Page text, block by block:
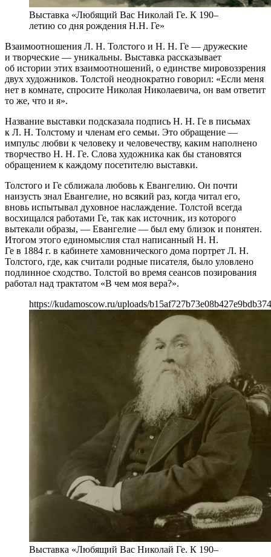
Выставка «Любящий Вас Николай Ге. К 190–
летию со дня рождения Н.Н. Ге»
Взаимоотношения Л. Н. Толстого и Н. Н. Ге — дружеские
и творческие — уникальны. Выставка рассказывает
об истории этих взаимоотношений, о единстве мировоззрения
двух художников. Толстой неоднократно говорил: «Если меня
нет в комнате, спросите Николая Николаевича, он вам ответит
то же, что и я».
Название выставки подсказала подпись Н. Н. Ге в письмах
к Л. Н. Толстому и членам его семьи. Это обращение —
импульс любви к человеку и человечеству, каким наполнено
творчество Н. Н. Ге. Слова художника как бы становятся
обращением к каждому посетителю выставки.
Толстого и Ге сближала любовь к Евангелию. Он почти
наизусть знал Евангелие, но всякий раз, когда читал его,
вновь испытывал духовное наслаждение. Толстой всегда
восхищался работами Ге, так как источник, из которого
вытекали образы, — Евангелие — был ему близок и понятен.
Итогом этого единомыслия стал написанный Н. Н.
Ге в 1884 г. в кабинете хамовнического дома портрет Л. Н.
Толстого, где, как считали родные писателя, было уловлено
подлинное сходство. Толстой во время сеансов позирования
работал над трактатом «В чем моя вера?».
https://kudamoscow.ru/uploads/
Выставка «Любящий Вас Николай Ге. К 190–